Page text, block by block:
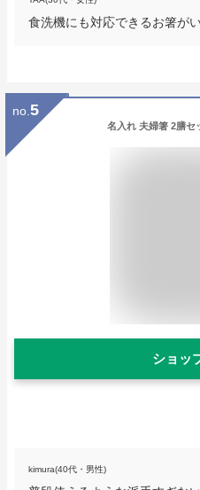
食洗機にも対応できるお箸が
no. 5
名入れ 夫婦箸 2膳セ
ショッ
kimura(40代・男性)